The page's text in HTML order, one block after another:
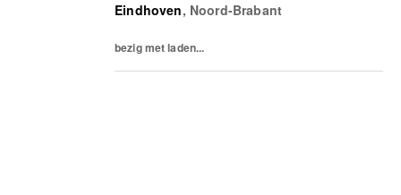
customers, with whom Triumph has
Eindhoven, Noord-Brabant
bezig met laden...